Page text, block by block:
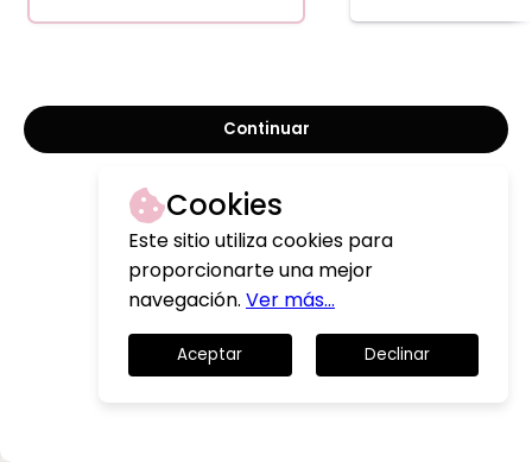
Continuar
Cookies
Este sitio utiliza cookies para
proporcionarte una mejor
navegación. Ver más...
Aceptar Declinar